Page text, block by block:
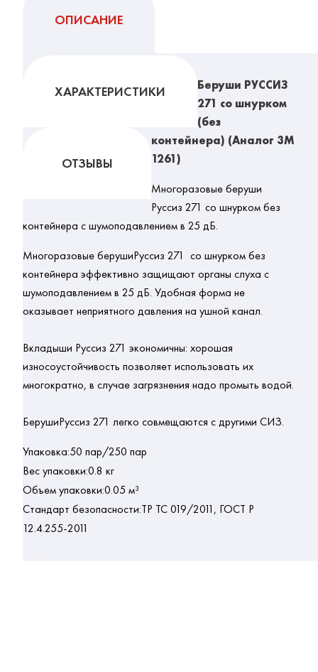
ОПИСАНИЕ
ХАРАКТЕРИСТИКИ
ОТЗЫВЫ
Беруши РУССИЗ
271 со шнурком
(без
контейнера) (Аналог 3М
1261)
Многоразовые беруши
Руссиз 271 со шнурком без
контейнера с шумоподавлением в 25 дБ.
Многоразовые берушиРуссиз 271 со шнурком без
контейнера эффективно защищают органы слуха с
шумоподавлением в 25 дБ. Удобная форма не
оказывает неприятного давления на ушной канал.
Вкладыши Руссиз 271 экономичны: хорошая
износоустойчивость позволяет использовать их
многократно, в случае загрязнения надо промыть водой.
БерушиРуссиз 271 легко совмещаются с другими СИЗ.
Упаковка:50 пар/250 пар
Вес упаковки:0.8 кг
Объем упаковки:0.05 м³
Стандарт безопасности:ТР ТС 019/2011, ГОСТ Р
12.4.255-2011